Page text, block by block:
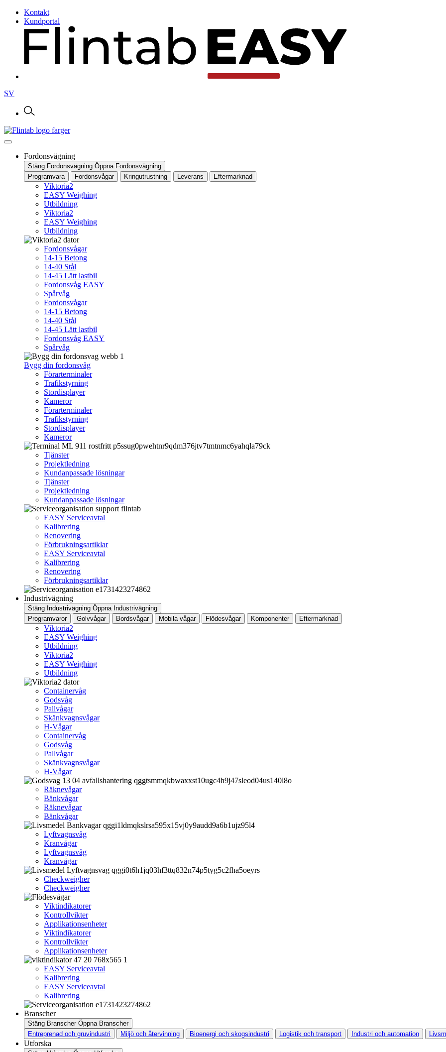
Kontakt
Kundportal
SV
Fordonsvägning
Stäng Fordonsvägning Öppna Fordonsvägning
Programvara
Fordonsvågar Kringutrustning Leverans Eftermarknad
Viktoria2
EASY Weighing
Utbildning
Viktoria2
EASY Weighing
Utbildning
Fordonsvågar
14-15 Betong
14-40 Stål
14-45 Lätt lastbil
Fordonsvåg EASY
Spårvåg
Fordonsvågar
14-15 Betong
14-40 Stål
14-45 Lätt lastbil
Fordonsvåg EASY
Spårvåg
Bygg din fordonsvåg
Förarterminaler
Trafikstyrning
Stordisplayer
Kameror
Förarterminaler
Trafikstyrning
Stordisplayer
Kameror
Tjänster
Projektledning
Kundanpassade lösningar
Tjänster
Projektledning
Kundanpassade lösningar
EASY Serviceavtal
Kalibrering
Renovering
Förbrukningsartiklar
EASY Serviceavtal
Kalibrering
Renovering
Förbrukningsartiklar
Industrivägning
Stäng Industrivägning Öppna Industrivägning
Programvaror
Golvvågar Bordsvågar Mobila vågar Flödesvågar Komponenter Eftermarknad
Viktoria2
EASY Weighing
Utbildning
Viktoria2
EASY Weighing
Utbildning
Containervåg
Godsvåg
Pallvågar
Skänkvagnsvågar
H-Vågar
Containervåg
Godsvåg
Pallvågar
Skänkvagnsvågar
H-Vågar
Räknevågar
Bänkvågar
Räknevågar
Bänkvågar
Lyftvagnsvåg
Kranvågar
Lyftvagnsvåg
Kranvågar
Checkweigher
Checkweigher
Viktindikatorer
Kontrollvikter
Applikationsenheter
Viktindikatorer
Kontrollvikter
Applikationsenheter
EASY Serviceavtal
Kalibrering
EASY Serviceavtal
Kalibrering
Branscher
Stäng Branscher Öppna Branscher
Entreprenad och gruvindustri
Miljö och återvinning Bioenergi och skogsindustri Logistik och transport Industri och automation
Utforska